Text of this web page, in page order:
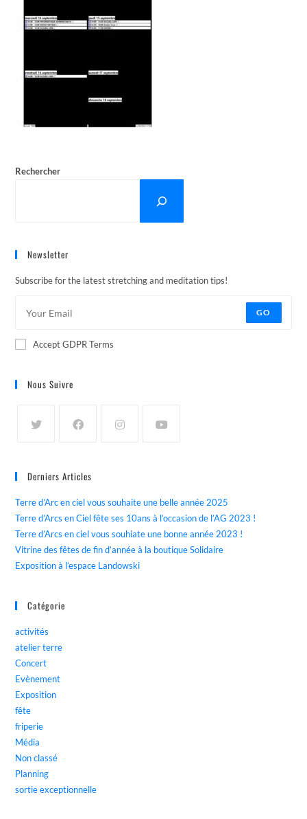
Rechercher
Newsletter
Subscribe for the latest stretching and meditation tips!
GO
Accept GDPR Terms
Nous Suivre
Derniers Articles
Terre d’Arc en ciel vous souhaite une belle année 2025
Terre d’Arcs en Ciel fête ses 10ans à l’occasion de l’AG 2023 !
Terre d’Arcs en ciel vous souhiate une bonne année 2023 !
Vitrine des fêtes de fin d’année à la boutique Solidaire
Exposition à l’espace Landowski
Catégorie
activités
atelier terre
Concert
Evènement
Exposition
fête
friperie
Média
Non classé
Planning
sortie exceptionnelle